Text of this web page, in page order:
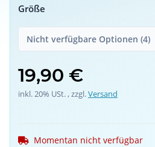
Größe
Nicht verfügbare Optionen (4)
19,90 €
inkl. 20% USt. , zzgl.Versand
Momentan nicht verfügbar